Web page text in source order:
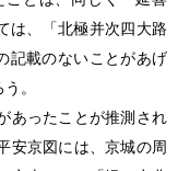
は、「北極并次四大路
記載のないことがあげ
。
あったことが推測され
安京図には、京城の周